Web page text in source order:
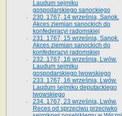
Laudum sejmiku
gospodarskiego sanockiego
230. 1767, 14 września, Sanok.
Akces ziemian sanockich do
konfederacyi radomskiej
231. 1767, 15 września, Sanok.
Akces ziemian sanockich do
konfederacyi radomskiej
232. 1767, 16 września, Lwów.
Laudum sejmiku
gospodarskiego lwowskiego
233. 1767, 16 września, Lwów.
Laudum sejmiku deputackiego
lwowskiego
234. 1767, 23 września, Lwów.
Reces od sprzeciwu przeciwko